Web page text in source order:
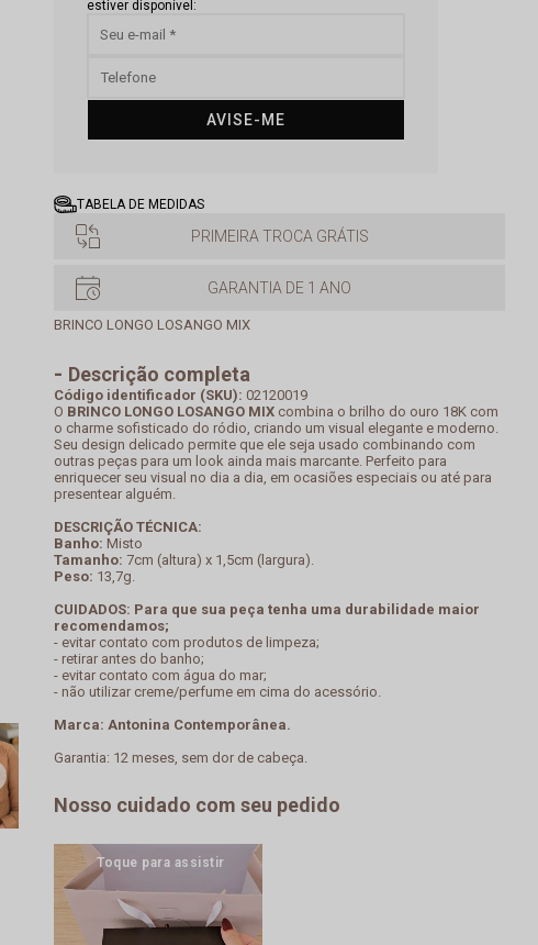
estiver disponível:
AVISE-ME
TABELA DE MEDIDAS
PRIMEIRA TROCA GRÁTIS
GARANTIA DE 1 ANO
BRINCO LONGO LOSANGO MIX
Descrição completa
Código identificador (SKU): 02120019
O BRINCO LONGO LOSANGO MIX combina o brilho do ouro 18K com
o charme sofisticado do ródio, criando um visual elegante e moderno.
Seu design delicado permite que ele seja usado combinando com
outras peças para um look ainda mais marcante. Perfeito para
enriquecer seu visual no dia a dia, em ocasiões especiais ou até para
presentear alguém.
DESCRIÇÃO TÉCNICA:
Banho: Misto
Tamanho: 7cm (altura) x 1,5cm (largura).
Peso: 13,7g.
CUIDADOS: Para que sua peça tenha uma durabilidade maior
recomendamos;
- evitar contato com produtos de limpeza;
- retirar antes do banho;
- evitar contato com água do mar;
- não utilizar creme/perfume em cima do acessório.
Marca: Antonina Contemporânea.
Garantia: 12 meses, sem dor de cabeça.
Nosso cuidado com seu pedido